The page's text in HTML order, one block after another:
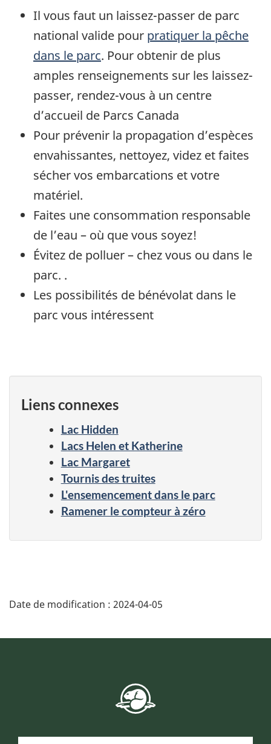
Il vous faut un laissez-passer de parc
national valide pour pratiquer la pêche
dans le parc. Pour obtenir de plus
amples renseignements sur les laissez-
passer, rendez-vous à un centre
d’accueil de Parcs Canada
Pour prévenir la propagation d’espèces
envahissantes, nettoyez, videz et faites
sécher vos embarcations et votre
matériel.
Faites une consommation responsable
de l’eau – où que vous soyez!
Évitez de polluer – chez vous ou dans le
parc. .
Les possibilités de bénévolat dans le
parc vous intéressent
Liens connexes
Lac Hidden
Lacs Helen et Katherine
Lac Margaret
Tournis des truites
L'ensemencement dans le parc
Ramener le compteur à zéro
Date de modification : 2024-04-05